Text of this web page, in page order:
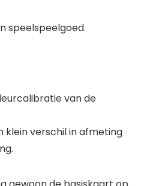
speelspeelgoed.
van de
klein verschil in afmeting